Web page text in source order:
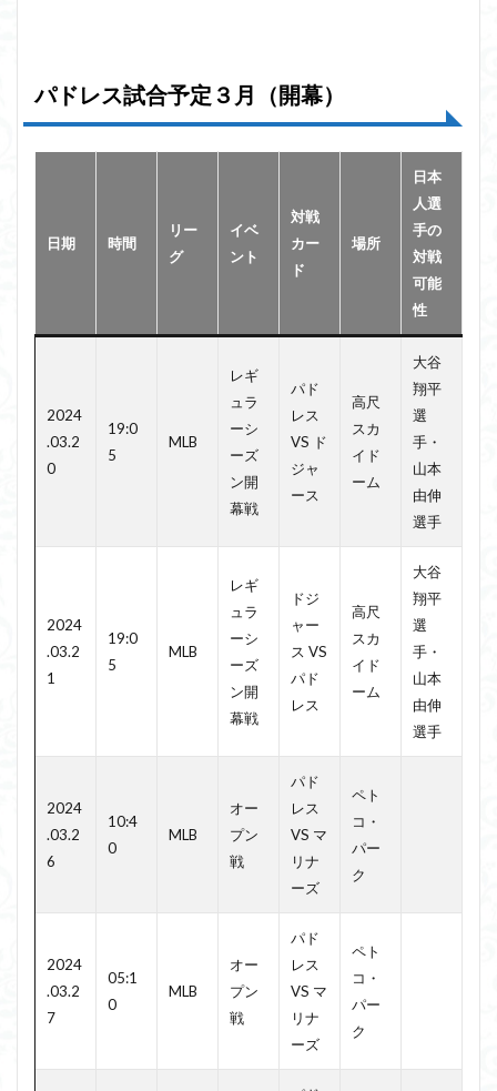
パドレス試合予定３月（開幕）
日期 時間
リー
グ
イベ
ント
対戦
カー
ド
場所
日本
人選
手の
対戦
可能
性
2024
.03.2
0
19:0
5
MLB
レギ
ュラ
ーシ
ーズ
ン開
幕戦
パド
レス
VS ド
ジャ
ース
高尺
スカ
イド
ーム
大谷
翔平
選
手・
山本
由伸
選手
2024
.03.2
1
19:0
5
MLB
レギ
ュラ
ーシ
ーズ
ン開
幕戦
ドジ
ャー
ス VS
パド
レス
高尺
スカ
イド
ーム
大谷
翔平
選
手・
山本
由伸
選手
2024
.03.2
6
10:4
0
MLB
オー
プン
戦
パド
レス
VS マ
リナ
ーズ
ペト
コ・
パー
ク
2024
.03.2
7
05:1
0
MLB
オー
プン
戦
パド
レス
VS マ
リナ
ーズ
ペト
コ・
パー
ク